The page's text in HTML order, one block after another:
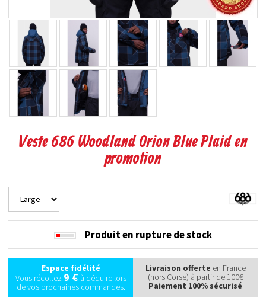
Veste 686 Woodland Orion Blue Plaid en
promotion
Produit en rupture de stock
Espace fidélité
Vous récoltez 9 €à déduire lors
de vos prochaines commandes.
Livraison offerte en France
(hors Corse) à partir de 100€
Paiement 100% sécurisé